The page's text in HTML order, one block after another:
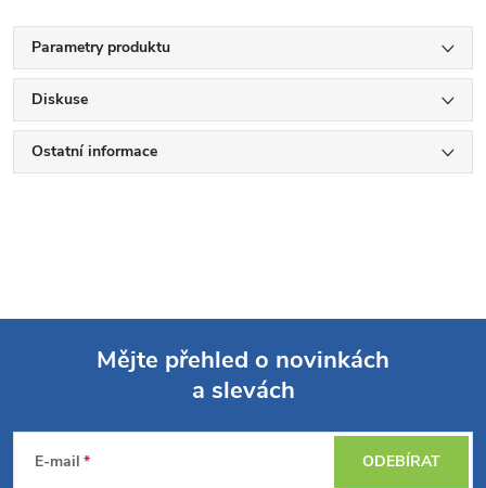
Parametry produktu
Diskuse
Ostatní informace
Mějte přehled o novinkách
a slevách
E-mail ODEBÍRAT